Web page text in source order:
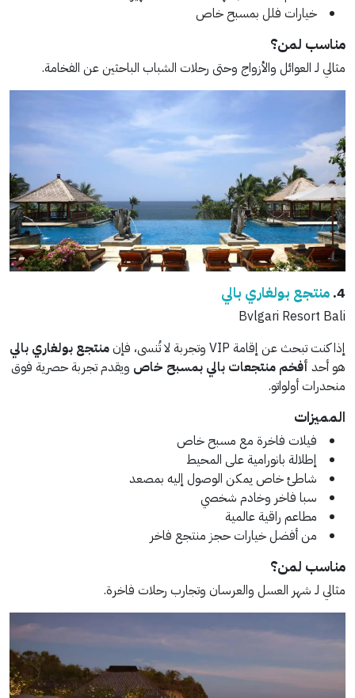
خيارات فلل بمسبح خاص
مناسب لمن؟
مثالي لـ العوائل والأزواج وحتى رحلات الشباب الباحثين عن الفخامة.
4. منتجع بولغاري بالي
Bvlgari Resort Bali
إذا كنت تبحث عن إقامة VIP وتجربة لا تُنسى، فإن
منتجع بولغاري بالي
هو أحد أفخم منتجعات بالي بمسبح خاص ويقدم تجربة حصرية فوق
منحدرات أولواتو.
المميزات
فيلات فاخرة مع مسبح خاص
إطلالة بانورامية على المحيط
شاطئ خاص يمكن الوصول إليه بمصعد
سبا فاخر وخادم شخصي
مطاعم راقية عالمية
من أفضل خيارات حجز منتجع فاخر
مناسب لمن؟
مثالي لـ شهر العسل والعرسان وتجارب رحلات فاخرة.